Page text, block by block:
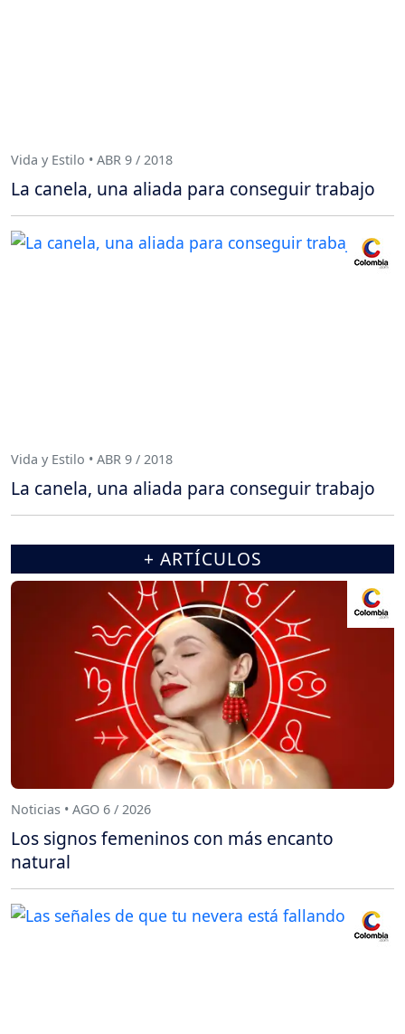
Vida y Estilo • ABR 9 / 2018
La canela, una aliada para conseguir trabajo
Vida y Estilo • ABR 9 / 2018
La canela, una aliada para conseguir trabajo
+ ARTÍCULOS
Noticias • AGO 6 / 2026
Los signos femeninos con más encanto
natural